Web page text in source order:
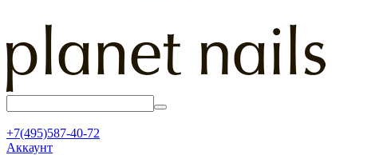
+7(495)587-40-72
Аккаунт